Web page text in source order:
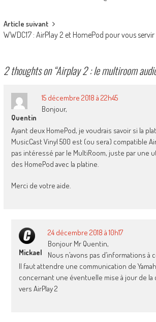
Article suivant
WWDC17 : AirPlay 2 et HomePod pour vous
2 thoughts on “Airplay 2 : le multiroom
Quentin
15 décembre 2018 à 22h45
Bonjour,
Ayant deux HomePod, je voudrais savoir si la
MusicCast Vinyl 500 est (ou sera) compatible
pas intéressé par le MultiRoom, juste par une
des HomePod avec la platine.
Merci de votre aide.
Mickael
24 décembre 2018 à 10h17
Bonjour Mr Quentin,
Nous n’avons pas d’informations à
Il faut attendre une communication de
concernant une éventuelle mise à jour de la
vers AirPlay 2